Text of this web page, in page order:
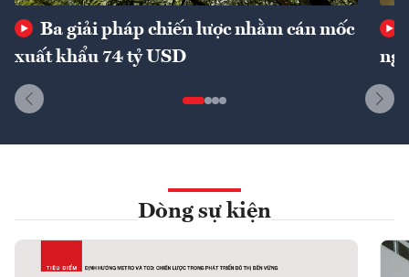
Ba giải pháp chiến lược nhằm cán mốc
xuất khẩu 74 tỷ USD
Dòng sự kiện